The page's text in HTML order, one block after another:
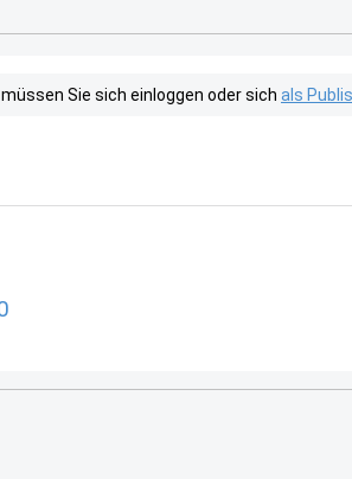
Sie sich einloggen oder sich als